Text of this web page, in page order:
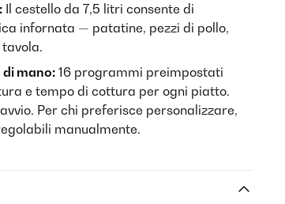
Il cestello da 7,5 litri consente di
infornata — patatine, pezzi di pollo,
mano:16 programmi preimpostati
e tempo di cottura per ogni piatto.
Per chi preferisce personalizzare,
manualmente.